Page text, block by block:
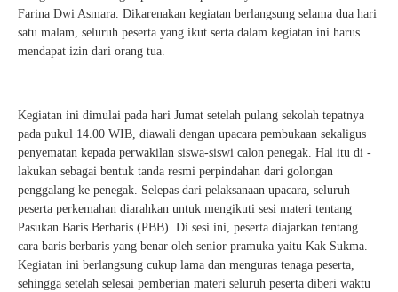
Farina Dwi Asmara. Dikarenakan kegiatan berlangsung selama dua hari
satu malam, seluruh peserta yang ikut serta dalam kegiatan ini harus
mendapat izin dari orang tua.
Kegiatan ini dimulai pada hari Jumat setelah pulang sekolah tepatnya
pada pukul 14.00 WIB, diawali dengan upacara pembukaan sekaligus
penyematan kepada perwakilan siswa-siswi calon penegak. Hal itu di -
lakukan sebagai bentuk tanda resmi perpindahan dari golongan
penggalang ke penegak. Selepas dari pelaksanaan upacara, seluruh
peserta perkemahan diarahkan untuk mengikuti sesi materi tentang
Pasukan Baris Berbaris (PBB). Di sesi ini, peserta diajarkan tentang
cara baris berbaris yang benar oleh senior pramuka yaitu Kak Sukma.
Kegiatan ini berlangsung cukup lama dan menguras tenaga peserta,
sehingga setelah selesai pemberian materi seluruh peserta diberi waktu